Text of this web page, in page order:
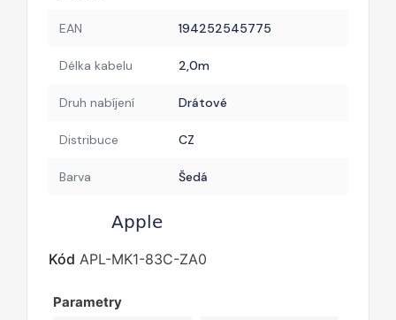
EAN 194252545775
Délka kabelu 2,0m
Druh nabíjení Drátové
Distribuce CZ
Barva Šedá
Kód APL-MK1-83C-ZA0
Parametry